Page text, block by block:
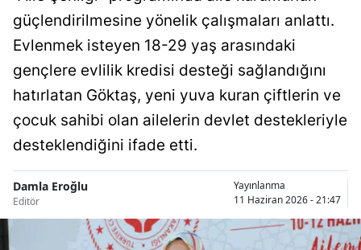
Balıkesir
Bingöl
Burdur
Bursa
Çanakkale
güçlendirilmesine yönelik çalışmaları anlattı.
Evlenmek isteyen 18-29 yaş arasındaki
gençlere evlilik kredisi desteği sağlandığını
hatırlatan Göktaş, yeni yuva kuran çiftlerin ve
çocuk sahibi olan ailelerin devlet destekleriyle
desteklendiğini ifade etti.
Damla Eroğlu
Editör
Yayınlanma
11 Haziran 2026 - 21:47